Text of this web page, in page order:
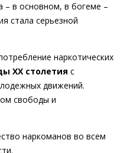
– в основном, в богеме –
стала серьезной
наркотических
XX столетия с
движений.
свободы и
наркоманов во всем